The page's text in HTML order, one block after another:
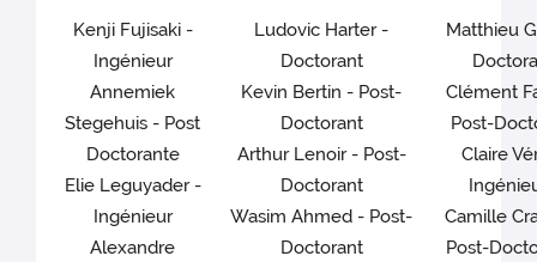
Kenji Fujisaki -
Ingénieur
Annemiek
Stegehuis - Post
Doctorante
Elie Leguyader -
Ingénieur
Alexandre
Ludovic Harter -
Doctorant
Kevin Bertin - Post-
Doctorant
Arthur Lenoir - Post-
Doctorant
Wasim Ahmed - Post-
Doctorant
Matthieu
Clément
Post-
Claire
Camille
Post-